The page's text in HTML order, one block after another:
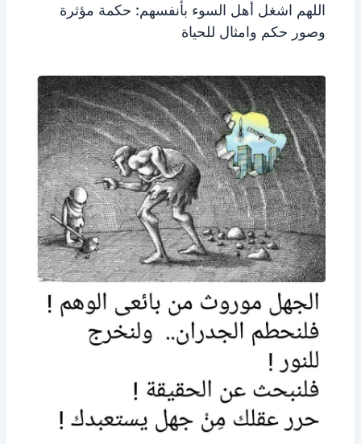
اللهم اشغل أهل السوء بأنفسهم: حكمة مؤثرة
وصور حكم وامثال للحياة